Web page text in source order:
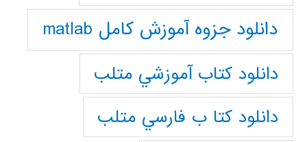
دانلود جزوه آموزش کامل matlab
دانلود كتاب آموزشي متلب
دانلود كتا ب فارسي متلب